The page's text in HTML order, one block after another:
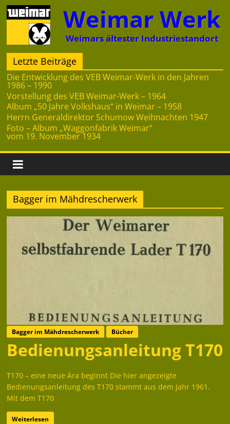
Zum
Inhalt
springen
Weimar Werk
Weimars ältester Industriestandort
Letzte Beiträge
Die Entwicklung des VEB Weimar-Werk in den Jahren
1986 – 1990
Vorstellung des VEB Weimar-Werk – 1964
Album „50 Jahre Volkshaus“ in Weimar – 1958
Herrn Generaldirektor Schumow Weihnachten 1947
Foto – Album „Waggonfabrik Weimar“
vom 19. November 1934
Bagger im Mähdrescherwerk
Bagger im Mähdrescherwerk Bücher
Bedienungsanleitung T170
T170 – eine neue Ära beginnt Die hier angezeigte
Bedienungsanleitung des T170 stammt aus dem Jahr 1961.
Mit dem T170
Weiterlesen